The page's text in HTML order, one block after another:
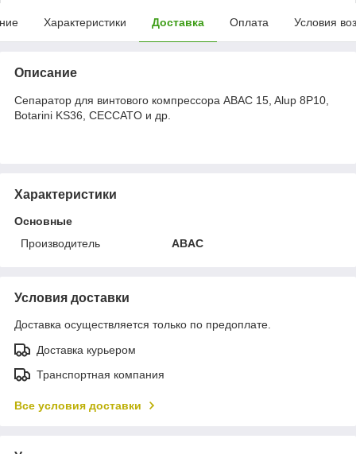
Характеристики Доставка Оплата Условия
Описание
Сепаратор для винтового компрессора ABAC 15, Alup 8P10,
Botarini KS36, CECCATO и др.
Характеристики
Основные
Производитель
ABAC
Условия доставки
Доставка осуществляется только по предоплате.
Доставка курьером
Транспортная компания
Все условия доставки